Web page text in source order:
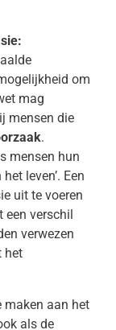
om
mag
mensen die
.
mensen hun
leven’. Een
uit te voeren
een verschil
verwezen
het
maken aan het
als de